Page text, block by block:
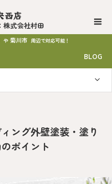
西店
株式会社村田
や 菊川市 周辺で対応可能！
BLOG
ング外壁塗装・塗り
ポイント